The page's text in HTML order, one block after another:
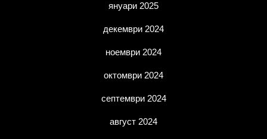
януари 2025
декември 2024
ноември 2024
октомври 2024
септември 2024
август 2024